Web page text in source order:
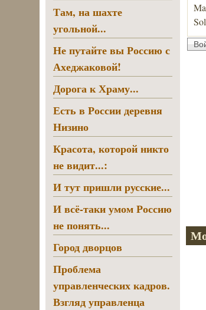
Там, на шахте
угольной...
Не путайте вы Россию с
Ахеджаковой!
Дорога к Храму...
Есть в России деревня
Низино
Красота, которой никто
не видит...:
И тут пришли русские...
И всё-таки умом Россию
не понять...
Город дворцов
Проблема
управленческих кадров.
Взгляд управленца